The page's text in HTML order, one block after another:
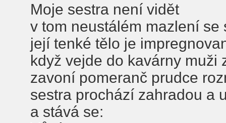
Moje sestra není vidět
v tom neustálém mazlení se
její tenké tělo je
když vejde do kavárny muži
zavoní pomeranč prudce
sestra prochází zahradou a
a stává se: